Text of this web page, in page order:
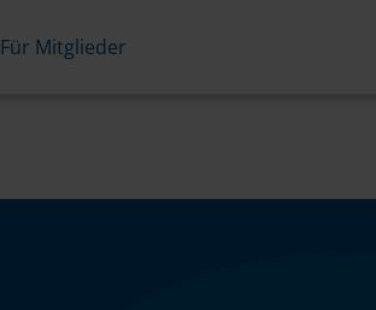
Für Mitglieder